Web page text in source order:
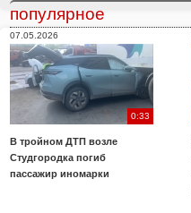
популярное
07.05.2026
0:33
В тройном ДТП возле
Студгородка погиб
пассажир иномарки